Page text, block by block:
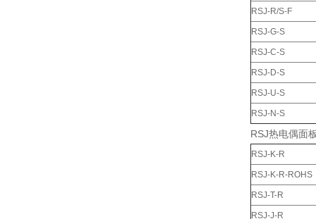
RSJ-R/S-F
RSJ-G-S
RSJ-C-S
RSJ-D-S
RSJ-U-S
RSJ-N-S
RSJ热电偶面
RSJ-K-R
RSJ-K-R-ROHS
RSJ-T-R
RSJ-J-R